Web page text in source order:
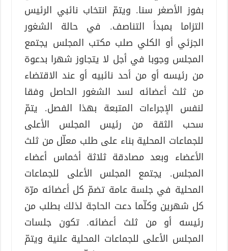
بفوز الأصغر سنا. ويتمّ انتخاب نائبي الرئيس
التزاما بمبدأ التناصف. في حالة الشغور
الجزئي أو الكلي صلب مكتب المجلس يجتمع
المجلس وجوبا في أجل لا يتجاوز شهرا بدعوة
من رئيسه أو من أحد نائبيه أو عند الاقتضاء
من ثلث أعضائه لسد الشغور الحاصل وفقا
لنفس الإجراءات المتبعة بهذا الفصل. يتمّ
سحب الثقة من رئيس المجلس الأعلى
للجماعات المحلية بناء على طلب معلّل من ثلث
الأعضاء وبعد مصادقة ثلاثة أخماس أعضاء
المجلس. يجتمع المجلس الأعلى للجماعات
المحلية في جلسة عامة تضمّ كل أعضائه مرّة
كل شهرين وكلّما دعت الحاجة لذلك بطلب من
رئيسه أو من ثلث أعضائه. تكون جلسات
المجلس الأعلى للجماعات المحلية علنية ويتمّ